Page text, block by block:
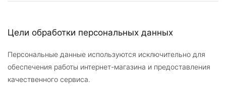
Цели обработки персональных данных
Персональные данные используются исключительно для
обеспечения работы интернет-магазина и предоставления
качественного сервиса.